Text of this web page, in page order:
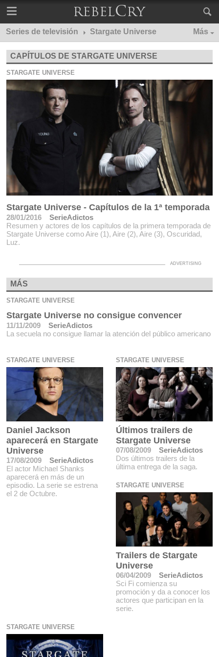
Series de televisión Stargate Universe Más
CAPÍTULOS DE STARGATE UNIVERSE
STARGATE UNIVERSE
Stargate Universe - Capítulos de la 1ª temporada
28/01/2016
SerieAdictos
Resumen y actores de los capítulos de la primera temporada de
Stargate Universe como Aire (1), Aire (2), Aire (3), Oscuridad,
Luz.
MÁS
STARGATE UNIVERSE
Stargate Universe no consigue convencer
11/11/2009
SerieAdictos
La secuela no consigue llamar la atención del público americano
STARGATE UNIVERSE
Daniel Jackson
aparecerá en Stargate
Universe
17/08/2009
SerieAdictos
El actor Michael Shanks
aparecerá en más de un
episodio. La serie se estrena
el 2 de Octubre.
STARGATE UNIVERSE
Últimos trailers de
Stargate Universe
07/08/2009
SerieAdictos
Dos últimos trailers de la
última entrega de la saga.
STARGATE UNIVERSE
Trailers de Stargate
Universe
06/04/2009
SerieAdictos
Sci Fi comienza su
promoción y da a conocer los
actores que participan en la
serie.
STARGATE UNIVERSE